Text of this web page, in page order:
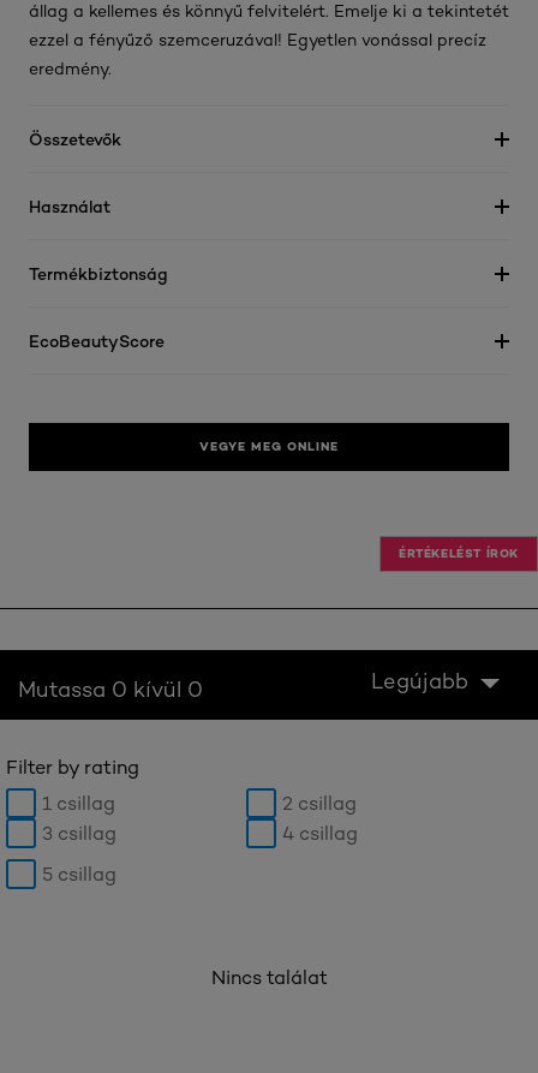
állag a kellemes és könnyű felvitelért. Emelje ki a tekintetét
ezzel a fényűző szemceruzával! Egyetlen vonással precíz
eredmény.
Összetevők
Használat
Termékbiztonság
EcoBeautyScore
VEGYE MEG ONLINE
ÉRTÉKELÉST ÍROK
Mutassa 0 kívül 0 Legújabb
Filter by rating
1 csillag
2 csillag
3 csillag
4 csillag
5 csillag
Nincs találat